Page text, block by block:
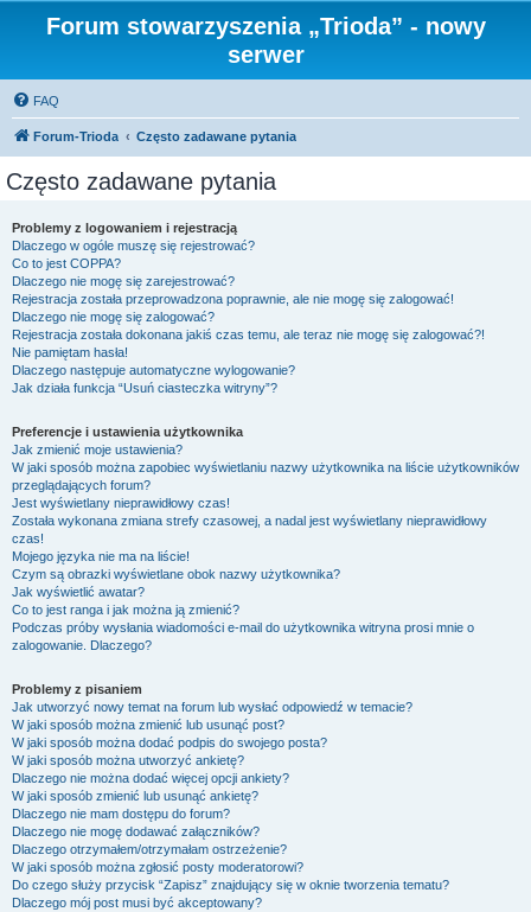
Forum stowarzyszenia „Trioda” - nowy
serwer
FAQ
Forum-Trioda Często zadawane pytania
Często zadawane pytania
Problemy z logowaniem i rejestracją
Dlaczego w ogóle muszę się rejestrować?
Co to jest COPPA?
Dlaczego nie mogę się zarejestrować?
Rejestracja została przeprowadzona poprawnie, ale nie mogę się zalogować!
Dlaczego nie mogę się zalogować?
Rejestracja została dokonana jakiś czas temu, ale teraz nie mogę się zalogować?!
Nie pamiętam hasła!
Dlaczego następuje automatyczne wylogowanie?
Jak działa funkcja “Usuń ciasteczka witryny”?
Preferencje i ustawienia użytkownika
Jak zmienić moje ustawienia?
W jaki sposób można zapobiec wyświetlaniu nazwy użytkownika na liście użytkowników
przeglądających forum?
Jest wyświetlany nieprawidłowy czas!
Została wykonana zmiana strefy czasowej, a nadal jest wyświetlany nieprawidłowy
czas!
Mojego języka nie ma na liście!
Czym są obrazki wyświetlane obok nazwy użytkownika?
Jak wyświetlić awatar?
Co to jest ranga i jak można ją zmienić?
Podczas próby wysłania wiadomości e-mail do użytkownika witryna prosi mnie o
zalogowanie. Dlaczego?
Problemy z pisaniem
Jak utworzyć nowy temat na forum lub wysłać odpowiedź w temacie?
W jaki sposób można zmienić lub usunąć post?
W jaki sposób można dodać podpis do swojego posta?
W jaki sposób można utworzyć ankietę?
Dlaczego nie można dodać więcej opcji ankiety?
W jaki sposób zmienić lub usunąć ankietę?
Dlaczego nie mam dostępu do forum?
Dlaczego nie mogę dodawać załączników?
Dlaczego otrzymałem/otrzymałam ostrzeżenie?
W jaki sposób można zgłosić posty moderatorowi?
Do czego służy przycisk “Zapisz” znajdujący się w oknie tworzenia tematu?
Dlaczego mój post musi być akceptowany?